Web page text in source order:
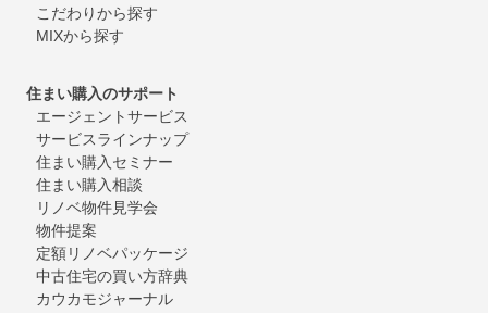
こだわりから探す
MIXから探す
住まい購入のサポート
エージェントサービス
サービスラインナップ
住まい購入セミナー
住まい購入相談
リノベ物件見学会
物件提案
定額リノベパッケージ
中古住宅の買い方辞典
カウカモジャーナル